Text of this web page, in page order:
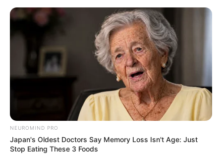
NEUROMIND PRO
Japan's Oldest Doctors Say Memory Loss Isn't Age: Just
Stop Eating These 3 Foods